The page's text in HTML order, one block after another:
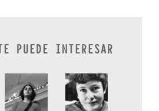
PUEDE INTERESAR